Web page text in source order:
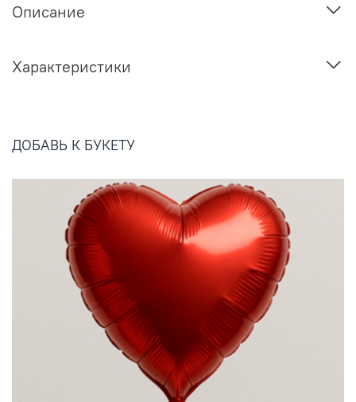
Описание
Характеристики
ДОБАВЬ К БУКЕТУ